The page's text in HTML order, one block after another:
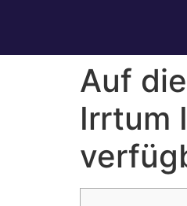
Auf
Irrtum